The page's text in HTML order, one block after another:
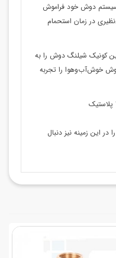
سیستم دوش خود فراموش
در زمان استحمام
کونیک شیلنگ دوش را به
خوش‌آب‌و‌هوا را تجربه
در این زمینه نیز دنبال